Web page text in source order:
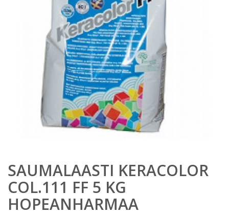
SAUMALAASTI KERACOLOR
COL.111 FF 5 KG
HOPEANHARMAA